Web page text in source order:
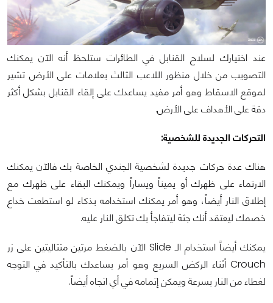
عند اختيارك لسلاح القنابل في الطائرات ستلحظ أنه الآن يمكنك
التصويب من خلال منظور اللاعب الثالث بعلامات على الأرض تشير
لموقع الاسقاط وهو أمر مفيد يساعدك على إلقاء القنابل بشكل أكثر
دقة على الأهداف على الأرض.
التحركات الجديدة للشخصية:
هناك عدة حركات جديدة لشخصية الجندي الخاصة بك فالآن يمكنك
الارتماء على ظهرك أو يميناً ويساراً ويمكنك البقاء على ظهرك مع
إطلاق النار أيضاً، وهو أمر يمكنك استخدامه بذكاء لو استطعت خداع
خصمك ليعتقد أنك جثة ليتفاجأ بك تكلق النار عليه.
يمكنك أيضاً استخدام الـ Slide الآن بالضغط مرتين متتاليتين على زر
Crouch أثناء الركض السريع وهو أمر يساعدك بالتأكيد في التوجه
لغطاء من النار بسرعة ويمكن إتمامه في أي اتجاه أيضاً.